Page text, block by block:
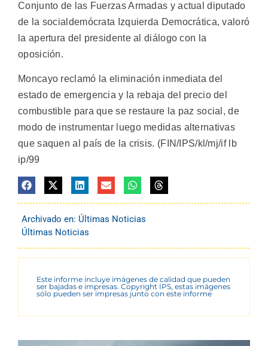
Conjunto de las Fuerzas Armadas y actual diputado
de la socialdemócrata Izquierda Democrática, valoró
la apertura del presidente al diálogo con la
oposición.
Moncayo reclamó la eliminación inmediata del
estado de emergencia y la rebaja del precio del
combustible para que se restaure la paz social, de
modo de instrumentar luego medidas alternativas
que saquen al país de la crisis. (FIN/IPS/kl/mj/if lb
ip/99
Archivado en: Últimas Noticias
Últimas Noticias
Este informe incluye imágenes de calidad que pueden
ser bajadas e impresas. Copyright IPS, estas imágenes
sólo pueden ser impresas junto con este informe